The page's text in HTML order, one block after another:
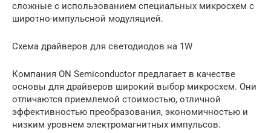
сложные с использованием специальных микросхем с
широтно-импульсной модуляцией.
Схема драйверов для светодиодов на 1W
Компания ON Semiconductor предлагает в качестве
основы для драйверов широкий выбор микросхем. Они
отличаются приемлемой стоимостью, отличной
эффективностью преобразования, экономичностью и
низким уровнем электромагнитных импульсов.